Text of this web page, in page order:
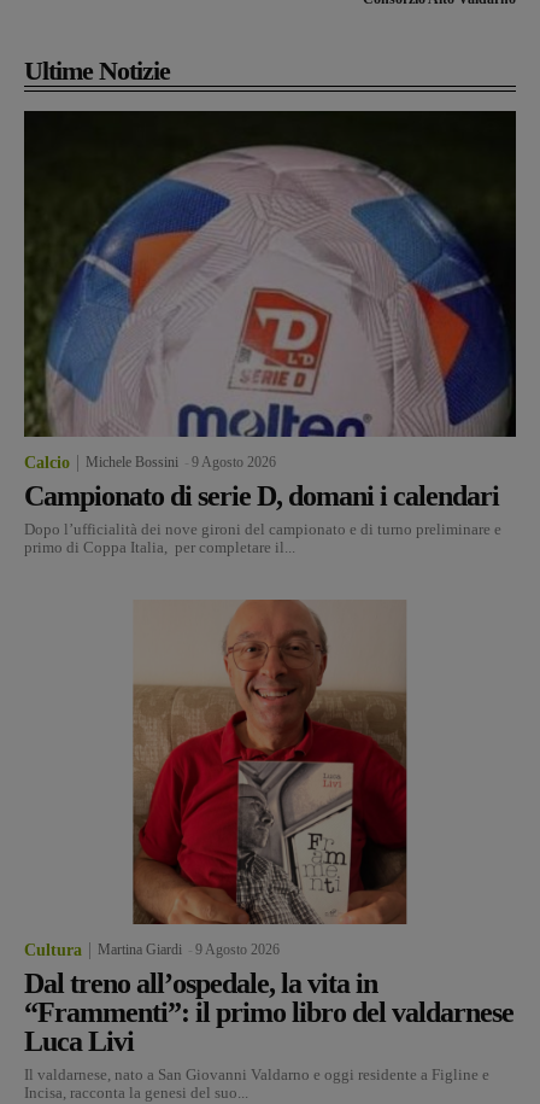
Ultime Notizie
Calcio Michele Bossini 9 Agosto 2026
Campionato di serie D, domani i calendari
Dopo l’ufficialità dei nove gironi del campionato e di turno preliminare e
primo di Coppa Italia, per completare il...
Cultura Martina Giardi 9 Agosto 2026
Dal treno all’ospedale, la vita in
“Frammenti”: il primo libro del valdarnese
Luca Livi
Il valdarnese, nato a San Giovanni Valdarno e oggi residente a Figline e
Incisa, racconta la genesi del suo...